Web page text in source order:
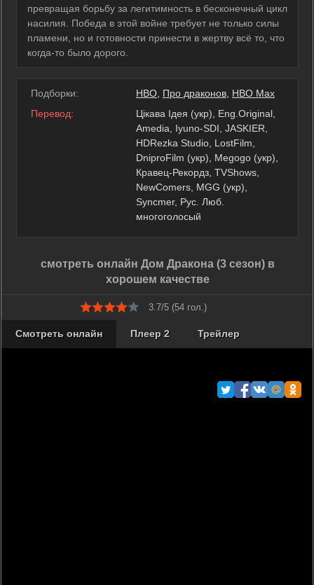
превращая борьбу за легитимность в бесконечный цикл
насилия. Победа в этой войне требует не только силы
пламени, но и готовности принести в жертву всё то, что
когда-то было дорого.
Подборки: HBO Про драконов HBO Max
Перевод:
Цікава Ідея (укр), Eng.Original,
Amedia, Iyuno-SDI, JASKIER,
HDRezka Studio, LostFilm,
DniproFilm (укр), Megogo (укр),
Кравец-Рекордз, TVShows,
NewComers, MGG (укр),
Syncmer, Рус. Люб.
многоголосый
смотреть онлайн Дом Дракона (3 сезон) в
хорошем качестве
3.7/5 (54 гол.)
Смотреть онлайн Плеер 2 Трейлер